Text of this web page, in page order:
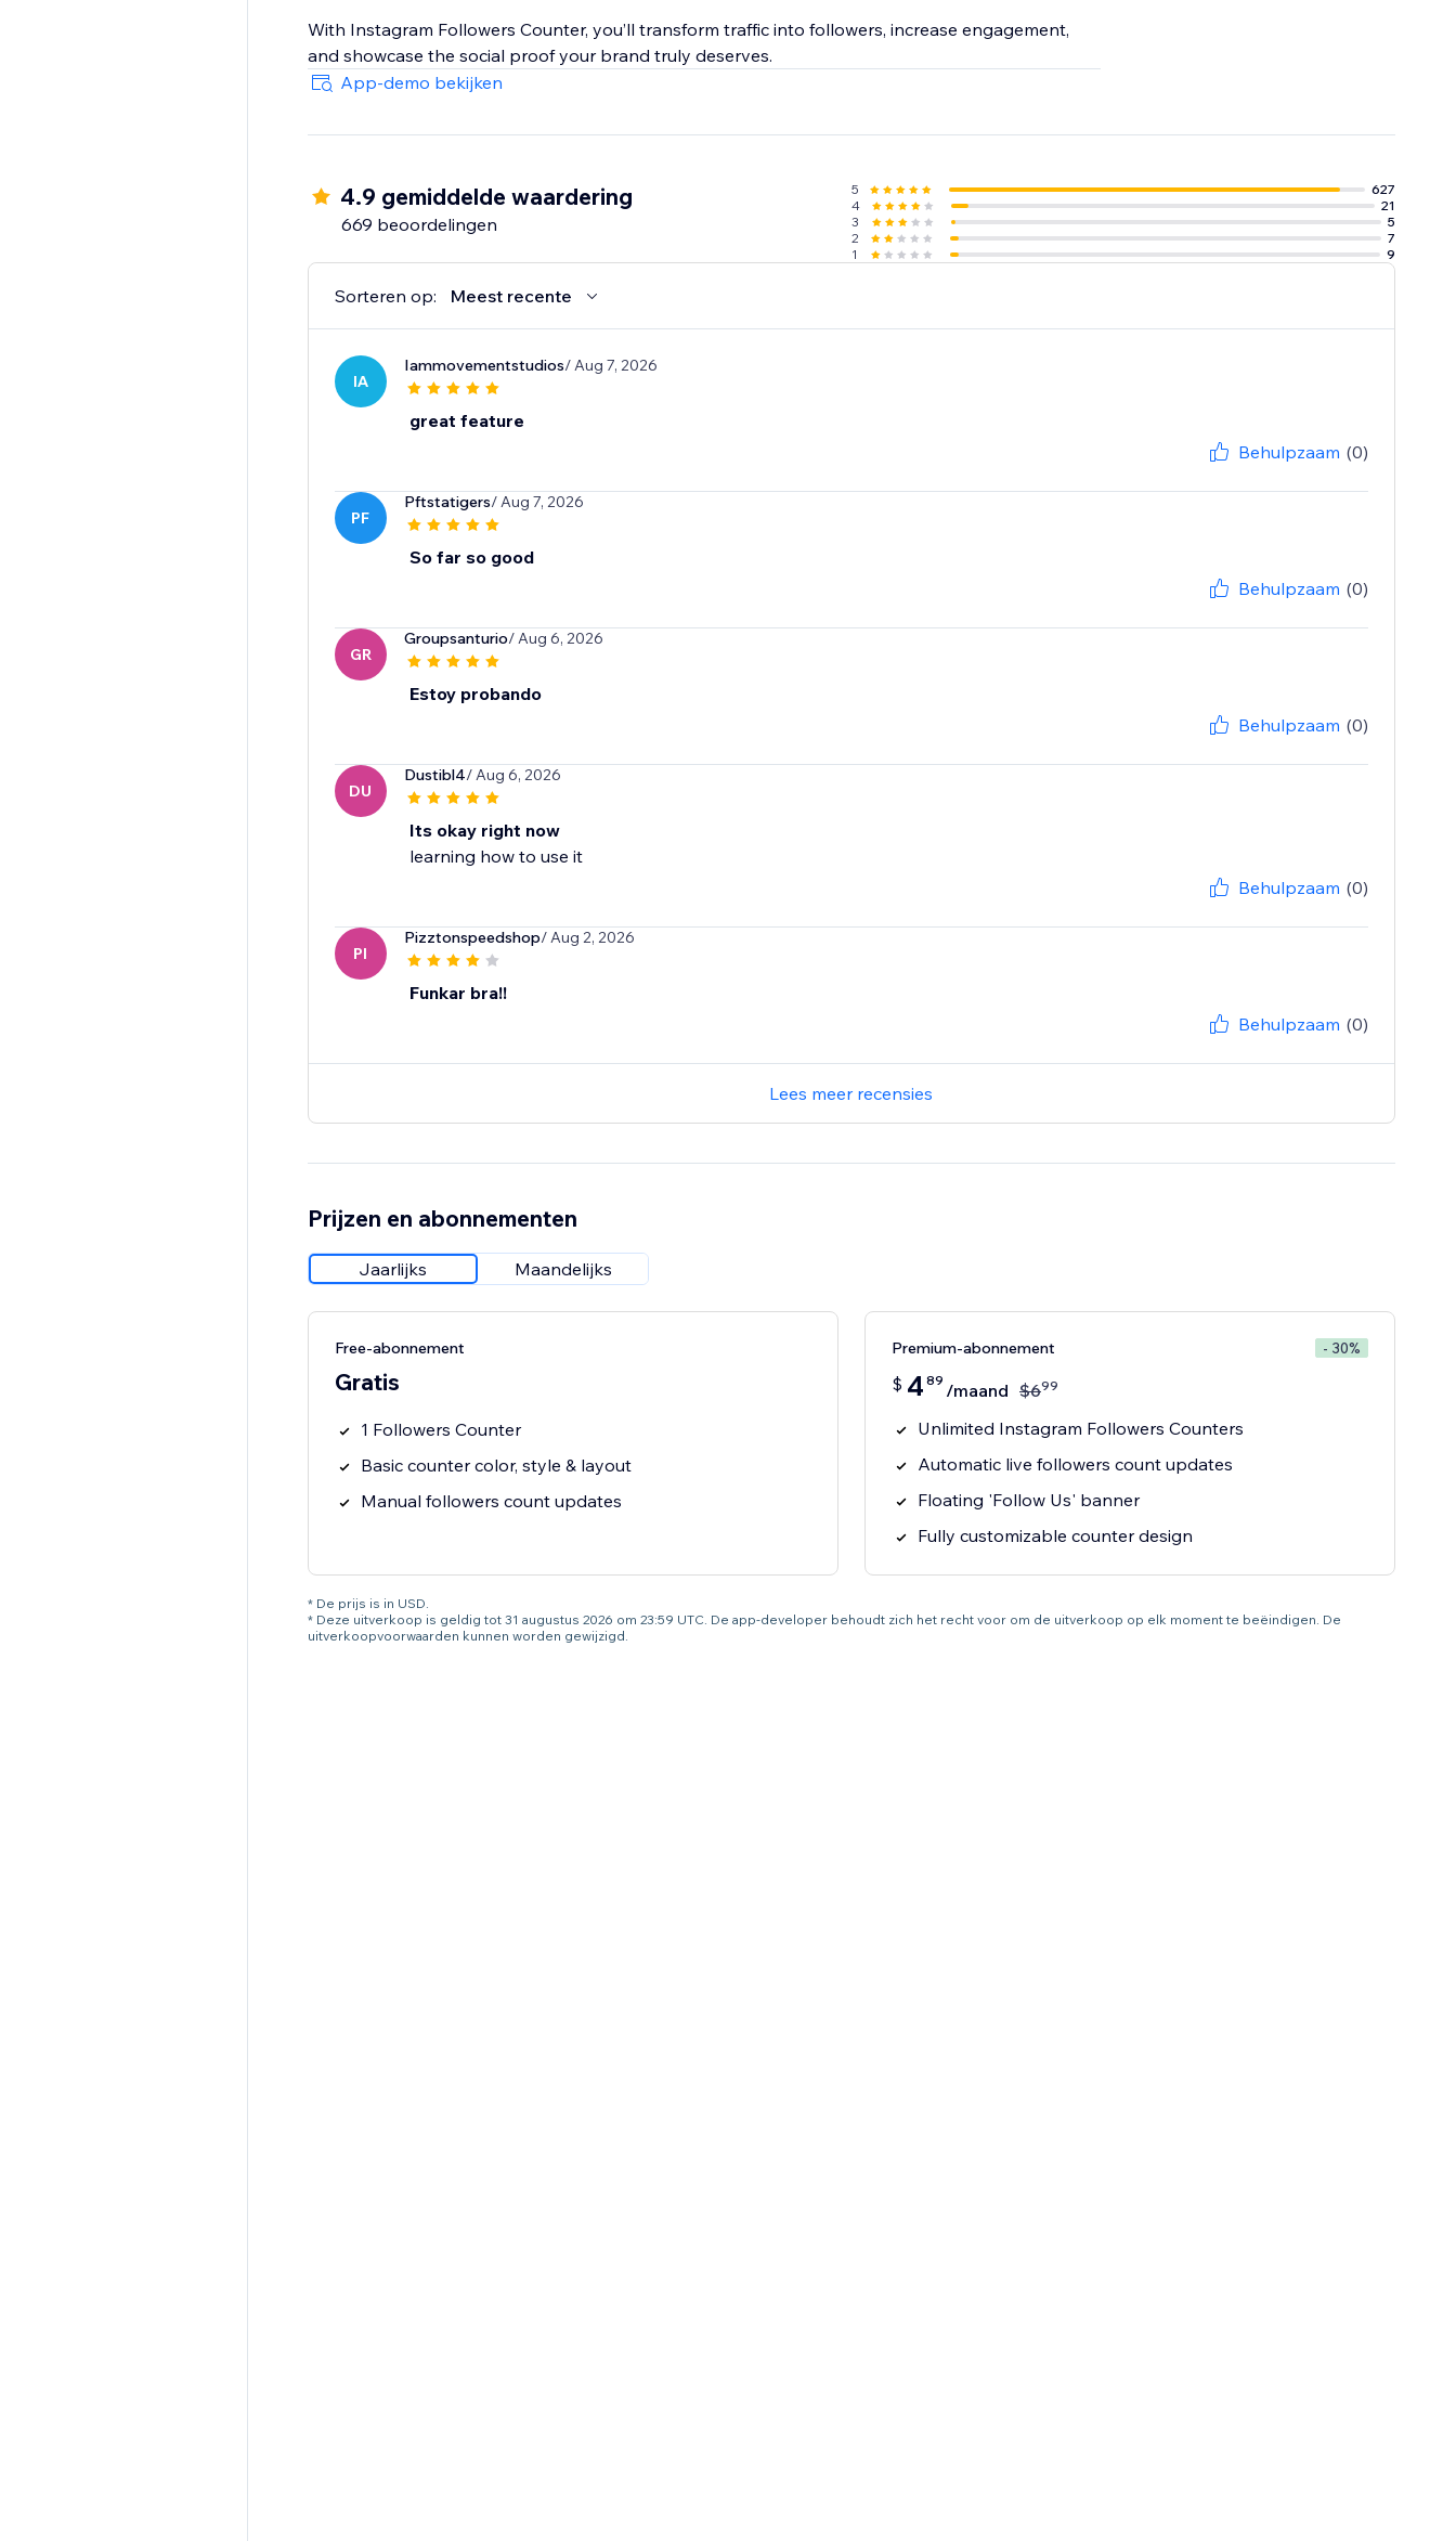
With Instagram Followers Counter, you’ll transform traffic into followers, increase engagement,
and showcase the social proof your brand truly deserves.
App-demo bekijken
4.9 gemiddelde waardering
669 beoordelingen
5
627
4
21
3
5
2
7
1
9
Sorteren op: Meest recente
IA
Iammovementstudios/ Aug 7, 2026
great feature
Behulpzaam (0)
PF
Pftstatigers/ Aug 7, 2026
So far so good
Behulpzaam (0)
GR
Groupsanturio/ Aug 6, 2026
Estoy probando
Behulpzaam (0)
DU
Dustibl4/ Aug 6, 2026
Its okay right now
learning how to use it
Behulpzaam (0)
PI
Pizztonspeedshop/ Aug 2, 2026
Funkar bra!!
Behulpzaam (0)
Lees meer recensies
Prijzen en abonnementen
Jaarlijks Maandelijks
Free-abonnement
Gratis
1 Followers Counter
Basic counter color, style & layout
Manual followers count updates
Premium-abonnement - 30%
$ 4 89 /maand $699
Unlimited Instagram Followers Counters
Automatic live followers count updates
Floating 'Follow Us' banner
Fully customizable counter design
* De prijs is in USD.
* Deze uitverkoop is geldig tot 31 augustus 2026 om 23:59 UTC. De app-developer behoudt zich het recht voor om de uitverkoop op elk moment te beëindigen. De
uitverkoopvoorwaarden kunnen worden gewijzigd.